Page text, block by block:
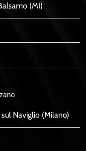
(MI)
Naviglio (Milano)